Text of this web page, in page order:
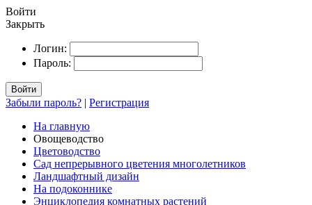
Войти
Закрыть
Логин:
Пароль:
Войти
Забыли пароль? | Регистрация
На главную
Овощеводство
Цветоводство
Сад непрерывного цветения многолетников
Ландшафтный дизайн
На подоконнике
Энциклопедия комнатных растений